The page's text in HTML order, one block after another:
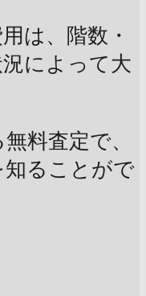
は、階数・
によって大
料査定で、
知ることがで